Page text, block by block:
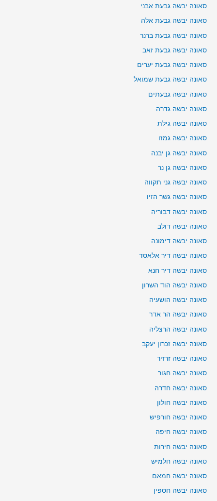
סאונה יבשה גבעת אבני
סאונה יבשה גבעת אלה
סאונה יבשה גבעת ברנר
סאונה יבשה גבעת זאב
סאונה יבשה גבעת יערים
סאונה יבשה גבעת שמואל
סאונה יבשה גבעתים
סאונה יבשה גדרה
סאונה יבשה גילת
סאונה יבשה גמזו
סאונה יבשה גן יבנה
סאונה יבשה גן נר
סאונה יבשה גני תקווה
סאונה יבשה גשר הזיו
סאונה יבשה דבוריה
סאונה יבשה דולב
סאונה יבשה דימונה
סאונה יבשה דיר אלאסד
סאונה יבשה דיר חנא
סאונה יבשה הוד השרון
סאונה יבשה הושעיה
סאונה יבשה הר אדר
סאונה יבשה הרצליה
סאונה יבשה זכרון יעקב
סאונה יבשה זרזיר
סאונה יבשה חגור
סאונה יבשה חדרה
סאונה יבשה חולון
סאונה יבשה חורפיש
סאונה יבשה חיפה
סאונה יבשה חירות
סאונה יבשה חלמיש
סאונה יבשה חמאם
סאונה יבשה חספין